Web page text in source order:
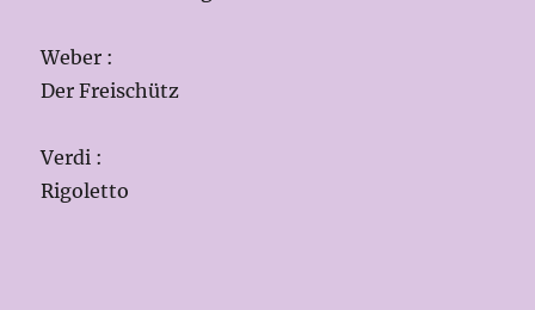
Weber :
Der Freischütz
Verdi :
Rigoletto